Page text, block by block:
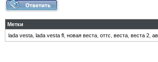
Метки
lada vesta lada vesta fl новая веста оттс веста веста 2